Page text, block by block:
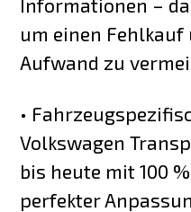
Informationen –
um einen
Aufwand zu
•
Volkswagen
bis heute mit 100
perfekter